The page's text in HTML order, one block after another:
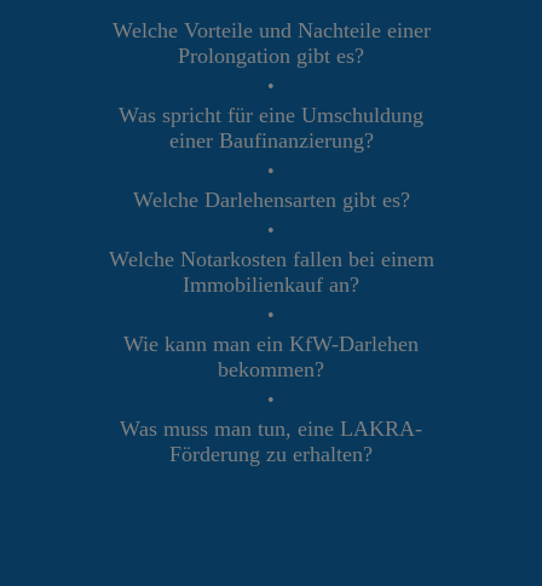
Welche Vorteile und Nachteile einer
Prolongation gibt es?
•
Was spricht für eine Umschuldung
einer Baufinanzierung?
•
Welche Darlehensarten gibt es?
•
Welche Notarkosten fallen bei einem
Immobilienkauf an?
•
Wie kann man ein KfW-Darlehen
bekommen?
•
Was muss man tun, eine LAKRA-
Förderung zu erhalten?